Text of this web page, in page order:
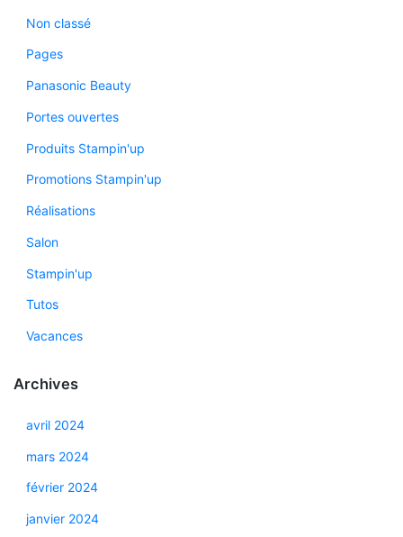
Non classé
Pages
Panasonic Beauty
Portes ouvertes
Produits Stampin'up
Promotions Stampin'up
Réalisations
Salon
Stampin'up
Tutos
Vacances
Archives
avril 2024
mars 2024
février 2024
janvier 2024